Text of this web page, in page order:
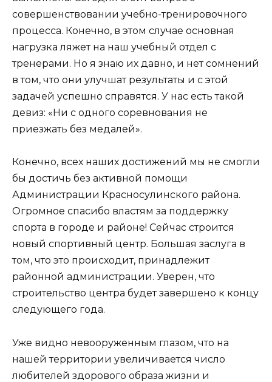
совершенствовании учебно-тренировочного
процесса. Конечно, в этом случае основная
нагрузка ляжет на наш учебный отдел с
тренерами. Но я знаю их давно, и нет сомнений
в том, что они улучшат результаты и с этой
задачей успешно справятся. У нас есть такой
девиз: «Ни с одного соревнования не
приезжать без медалей».
Конечно, всех наших достижений мы не смогли
бы достичь без активной помощи
Администрации Красносулинского района.
Огромное спасибо властям за поддержку
спорта в городе и районе! Сейчас строится
новый спортивный центр. Большая заслуга в
том, что это происходит, принадлежит
районной администрации. Уверен, что
строительство центра будет завершено к концу
следующего года.
Уже видно невооруженным глазом, что на
нашей территории увеличивается число
любителей здорового образа жизни и